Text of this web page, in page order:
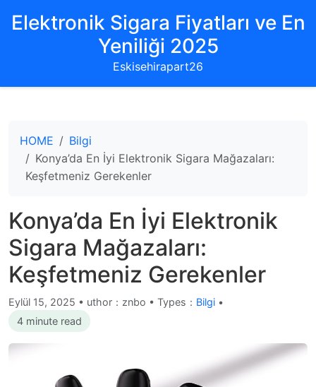
Elektronik Sigara Fiyatları ve En
Yeniliği 2025
Eskisehirapart26
HOME
Bilgi
Konya’da En İyi Elektronik Sigara Mağazaları:
Keşfetmeniz Gerekenler
Konya’da En İyi Elektronik
Sigara Mağazaları:
Keşfetmeniz Gerekenler
Eylül 15, 2025 • uthor：znbo • Types： Bilgi •
4 minute read